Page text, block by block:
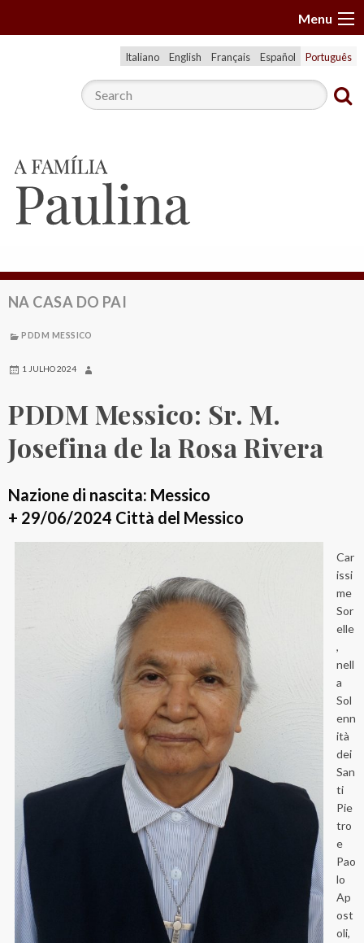
k
t
Menu
Italiano English Français Español Português
NA CASA DO PAI
PDDM MESSICO
1 JULHO 2024
PDDM Messico: Sr. M.
Josefina de la Rosa Rivera
Nazione di nascita: Messico
+ 29/06/2024 Città del Messico
Car
issi
me
Sor
elle
,
nell
a
Sol
enn
ità
dei
San
ti
Pie
tro
e
Pao
lo
Ap
ost
oli,